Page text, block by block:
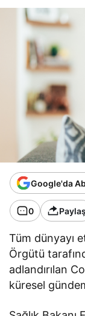
Google'da
0 Paylaş
Tüm dünyayı
Örgütü
adlandırılan
küresel